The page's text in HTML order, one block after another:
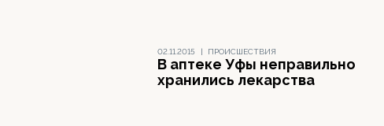
02.11.2015 | ПРОИСШЕСТВИЯ
В аптеке Уфы неправильно
хранились лекарства